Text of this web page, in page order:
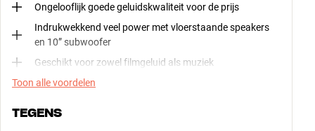
Ongelooflijk goede geluidskwaliteit voor de prijs
Indrukwekkend veel power met vloerstaande speakers
en 10” subwoofer
Geschikt voor zowel filmgeluid als muziek
Toon alle voordelen
TEGENS